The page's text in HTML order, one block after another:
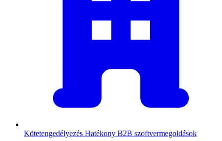
Kötetengedélyezés Hatékony B2B szoftvermegoldások